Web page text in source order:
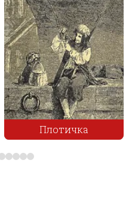
Плотичка